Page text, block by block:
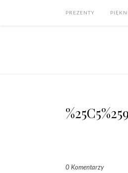
PREZENTY
0 Komentarzy